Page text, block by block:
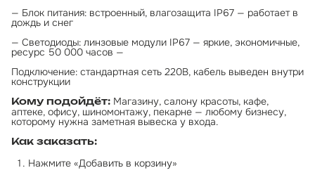
— Блок питания: встроенный, влагозащита IP67 — работает в
дождь и снег
— Светодиоды: линзовые модули IP67 — яркие, экономичные,
ресурс 50 000 часов —
Подключение: стандартная сеть 220В, кабель выведен внутри
конструкции
Кому подойдёт: Магазину, салону красоты, кафе,
аптеке, офису, шиномонтажу, пекарне — любому бизнесу,
которому нужна заметная вывеска у входа.
Как заказать:
Нажмите «Добавить в корзину»